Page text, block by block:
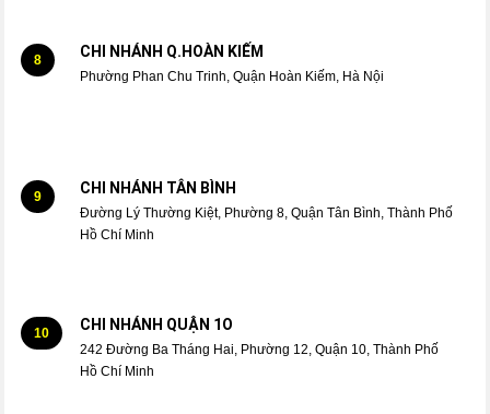
8 CHI NHÁNH Q.HOÀN KIẾM
Phường Phan Chu Trinh, Quận Hoàn Kiếm, Hà Nội
9 CHI NHÁNH TÂN BÌNH
Đường Lý Thường Kiệt, Phường 8, Quận Tân Bình, Thành Phố
Hồ Chí Minh
10 CHI NHÁNH QUẬN 1O
242 Đường Ba Tháng Hai, Phường 12, Quận 10, Thành Phố
Hồ Chí Minh